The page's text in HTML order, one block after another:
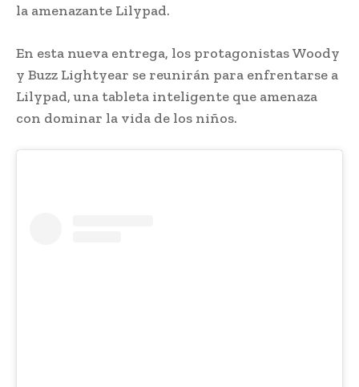
la amenazante Lilypad.
En esta nueva entrega, los protagonistas Woody
y Buzz Lightyear se reunirán para enfrentarse a
Lilypad, una tableta inteligente que amenaza
con dominar la vida de los niños.